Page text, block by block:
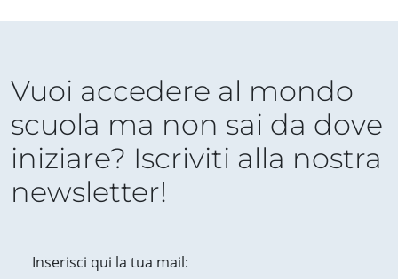
Vuoi accedere al mondo
scuola ma non sai da dove
iniziare? Iscriviti alla nostra
newsletter!
Inserisci qui la tua mail: